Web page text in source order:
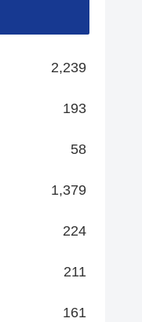
2,239
193
58
1,379
224
211
161